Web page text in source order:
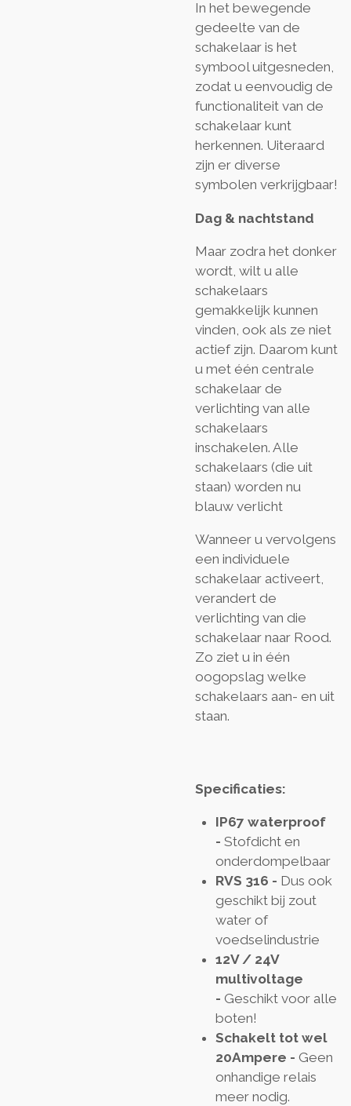
In het bewegende
gedeelte van de
schakelaar is het
symbool uitgesneden,
zodat u eenvoudig de
functionaliteit van de
schakelaar kunt
herkennen. Uiteraard
zijn er diverse
symbolen verkrijgbaar!
Dag & nachtstand
Maar zodra het donker
wordt, wilt u alle
schakelaars
gemakkelijk kunnen
vinden, ook als ze niet
actief zijn. Daarom kunt
u met één centrale
schakelaar de
verlichting van alle
schakelaars
inschakelen. Alle
schakelaars (die uit
staan) worden nu
blauw verlicht
Wanneer u vervolgens
een individuele
schakelaar activeert,
verandert de
verlichting van die
schakelaar naar Rood.
Zo ziet u in één
oogopslag welke
schakelaars aan- en uit
staan.
Specificaties:
IP67 waterproof
- Stofdicht en
onderdompelbaar
RVS 316 - Dus ook
geschikt bij zout
water of
voedselindustrie
12V / 24V
multivoltage
- Geschikt voor alle
boten!
Schakelt tot wel
20Ampere - Geen
onhandige relais
meer nodig.